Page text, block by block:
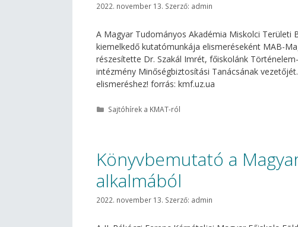
2022. november 13. Szerző: admin
A Magyar Tudományos Akadémia Miskolci
kiemelkedő kutatómunkája elismeréseként MAB-
részesítette Dr. Szakál Imrét, főiskolánk
intézmény Minőségbiztosítási Tanácsának
elismeréshez! forrás: kmf.uz.ua
Kategória
Sajtóhírek a KMAT-ról
Könyvbemutató a
alkalmából
2022. november 13. Szerző: admin